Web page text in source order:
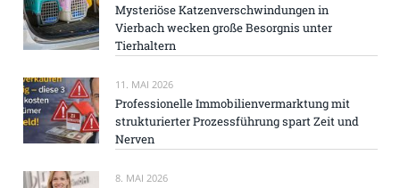
Mysteriöse Katzenverschwindungen in
Vierbach wecken große Besorgnis unter
Tierhaltern
11. MAI 2026
Professionelle Immobilienvermarktung mit
strukturierter Prozessführung spart Zeit und
Nerven
8. MAI 2026